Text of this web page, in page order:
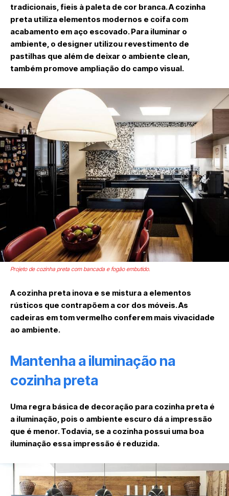
tradicionais, fieis à paleta de cor branca. A cozinha
preta utiliza elementos modernos e coifa com
acabamento em aço escovado. Para iluminar o
ambiente, o designer utilizou revestimento de
pastilhas que além de deixar o ambiente clean,
também promove ampliação do campo visual.
Projeto de cozinha preta com bancada e fogão embutido.
A cozinha preta inova e se mistura a elementos
rústicos que contrapõem a cor dos móveis. As
cadeiras em tom vermelho conferem mais vivacidade
ao ambiente.
Mantenha a iluminação na
cozinha preta
Uma regra básica de decoração para cozinha preta é
a iluminação, pois o ambiente escuro dá a impressão
que é menor. Todavia, se a cozinha possui uma boa
iluminação essa impressão é reduzida.